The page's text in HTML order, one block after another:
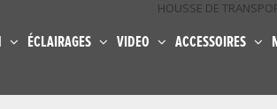
ÉCLAIRAGES VIDEO ACCESSOIRES
HOUSSE DE